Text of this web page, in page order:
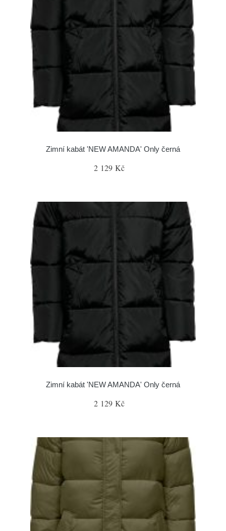
Zimní kabát 'NEW AMANDA' Only černá
2 129 Kč
Zimní kabát 'NEW AMANDA' Only černá
2 129 Kč